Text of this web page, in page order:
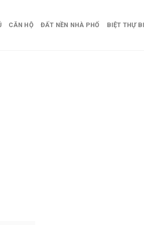
CĂN HỘ ĐẤT NỀN NHÀ PHỐ BIỆT THỰ